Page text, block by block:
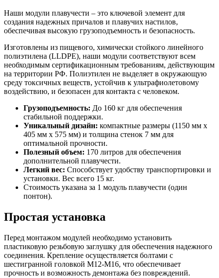
Наши модули плавучести – это ключевой элемент для
создания надежных причалов и плавучих настилов,
обеспечивая высокую грузоподъемность и безопасность.
Изготовлены из пищевого, химически стойкого линейного
полиэтилена (LLDPE), наши модули соответствуют всем
необходимым сертификационным требованиям, действующим
на территории РФ. Полиэтилен не выделяет в окружающую
среду токсичных веществ, устойчив к ультрафиолетовому
воздействию, и безопасен для контакта с человеком.
Грузоподъемность: До 160 кг для обеспечения
стабильной поддержки.
Уникальный дизайн: компактные размеры (1150 мм x
405 мм x 575 мм) и толщина стенок 7 мм для
оптимальной прочности.
Полезный объем: 170 литров для обеспечения
дополнительной плавучести.
Легкий вес: Способствует удобству транспортировки и
установки. Вес всего 15 кг.
Стоимость указана за 1 модуль плавучести (один
понтон).
Простая установка
Перед монтажом модулей необходимо установить
пластиковую резьбовую заглушку для обеспечения надежного
соединения. Крепление осуществляется болтами с
шестигранной головкой М12-М16, что обеспечивает
прочность и возможность демонтажа без повреждений.